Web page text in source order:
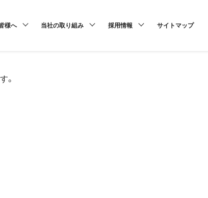
様へ 当社の取り組み 採用情報 サイトマップ
。